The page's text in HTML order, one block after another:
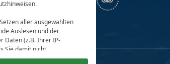
aller ausgewählten
Auslesen und der
Daten (z.B. Ihrer IP-
Sie damit nicht
Cookies“. Eine
FACEBOOKINSTAGRAM